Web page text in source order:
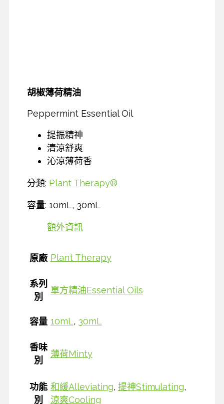
胡椒薄荷精油
Peppermint Essential Oil
提振精神
清涼舒爽
沁涼薄荷香
分類: Plant Therapy®
容量: 10mL, 30mL
額外資訊
原廠 Plant Therapy
系列
別
單方精油Essential Oils
容量 10mL, 30mL
香味
別
薄荷Minty
功能
別
和緩Alleviating, 提神Stimulating,
涼爽Cooling